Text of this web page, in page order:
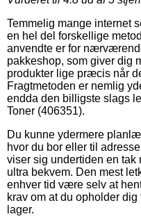
Temmelig mange internet
en hel del forskellige
anvendte er for
pakkeshop, som giver dig
produkter lige præcis når
Fragtmetoden er nemlig
endda den billigste slags
Toner (406351).
Du kunne ydermere
hvor du bor eller til
viser sig undertiden en
ultra bekvem. Den mest
enhver tid være selv at
krav om at du opholder
lager.